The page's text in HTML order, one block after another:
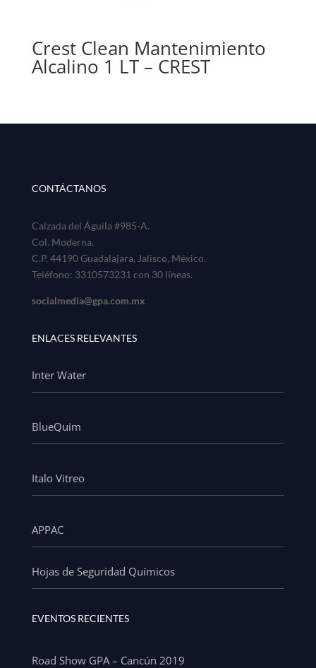
Crest Clean Mantenimiento
Alcalino 1 LT – CREST
CONTÁCTANOS
Calzada del Águila #985-A.
Col. Moderna.
C.P. 44190 Guadalajara, Jalisco, México.
Teléfono: 3310573231 con 30 líneas.
socialmedia@gpa.com.mx
ENLACES RELEVANTES
Inter Water
BlueQuim
Italo Vitreo
APPAC
Hojas de Seguridad Químicos
EVENTOS RECIENTES
Road Show GPA – Cancún 2019